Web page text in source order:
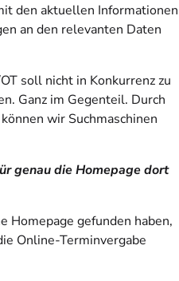
den aktuellen Informationen
an den relevanten Daten
soll nicht in Konkurrenz zu
Ganz im Gegenteil. Durch
wir Suchmaschinen
genau die Homepage dort
Homepage gefunden haben,
Online-Terminvergabe